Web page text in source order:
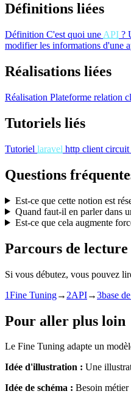
Définitions liées
Définition C'est quoi une API ?
modifier les informations d'une
Réalisations liées
Réalisation Plateforme relation
Tutoriels liés
Tutoriel laravel http client circuit
Questions
Est-ce que cette notion est
Quand faut-il en parler dans
Est-ce que cela augmente
Parcours de lecture
Si vous débutez, vous pouvez
1Fine Tuning→ 2API→3base
Pour aller plus loin
Le Fine Tuning adapte un
Idée d'illustration : Une
Idée de schéma : Besoin